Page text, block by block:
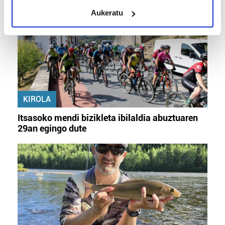
Identify your device by actively scanning it for
specific characteristics (fingerprinting)
Find out more about how your personal data is processed
and set your preferences in thedetails section
Guk eta gure bazkideek zure datu pertsonalak
prozesatzen ditugu, zure IP zenbakia, besteak beste,
teknologia erabiliz, cookieak adibidez, iragarki eta eduki
pertsonalizatuak eskaintzeko, iragarkiak eta edukia
neurtzeko, jendeari buruzko informazioa biltzeko eta
erabiltzen dituen hauta dezakezu.
Bazkide batzuek ez dizute baimenik eskatzen, eta beren
interes komertzial legitimoetan babesten dira. Ikusi gure
bazkideen zerrenda, beren ustez zein helburutarako
duten interes legitimoa eta horren aurka nola egin
dezakezun ikusteko.
Aukeratu
KIROLA
Itsasoko mendi bizikleta ibilaldia abuztuaren
29an egingo dute